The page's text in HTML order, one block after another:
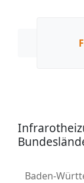
Baden-